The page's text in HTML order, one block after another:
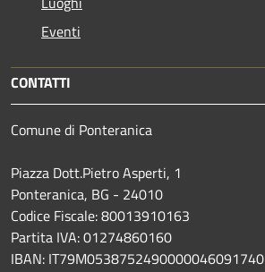
Eventi
CONTATTI
Comune di Ponteranica
Piazza Dott.Pietro Asperti, 1
Ponteranica, BG - 24010
Codice Fiscale: 80013910163
Partita IVA: 01274860160
IBAN: IT79M0538752490000046091740